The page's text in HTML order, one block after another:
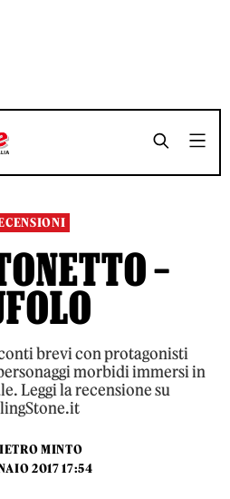
–
brevi con protagonisti
morbidi immersi in
Leggi la recensione su
MINTO
2017 17:54